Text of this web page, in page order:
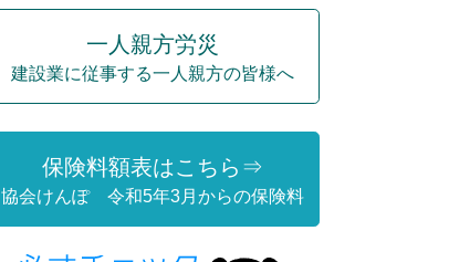
一人親方労災
建設業に従事する一人親方の皆様へ
保険料額表はこちら⇒
協会けんぽ 令和5年3月からの保険料